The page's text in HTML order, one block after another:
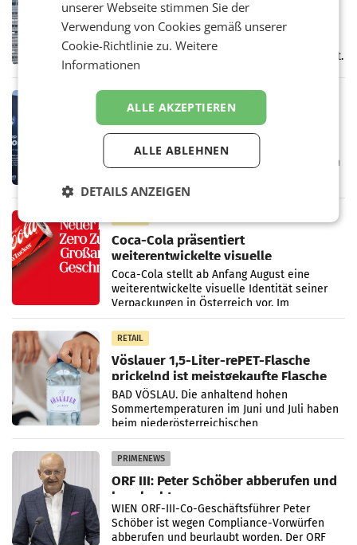
erstes Quartal und steigert EBITDA
Der voestalpine-Konzern hat im 1. Quartal
des Geschäftsjahres 2026/27 (1. April bis 30.
Juni 2026) ein solides Ergebnis erwirtschaftet.
Der Umsatz stieg im Vergleich zur
Kühl-Spray: SN Sports bringt „Keep
Cool“ auf den Markt
Die SN Sports GmbH bringt gemeinsam mit
der Firma Feygenblatt FloGu OG einen neuen
Markt. Das Produkt namens „Keep Cool“ ist zu
Coca-Cola präsentiert
weiterentwickelte visuelle
Markenidentität
Coca-Cola stellt ab Anfang August eine
weiterentwickelte visuelle Identität seiner
Verpackungen in Österreich vor. Im
Mittelpunkt des Redesigns stehen zentrale
Gestaltungselemente
RETAIL
Vöslauer 1,5-Liter-rePET-Flasche
prickelnd ist meistgekaufte Flasche
Österreichs
BAD VÖSLAU. Die anhaltend hohen
Sommertemperaturen im Juni und Juli haben
beim niederösterreichischen
Getränkehersteller Vöslauer zu deutlichen
Absatzzuwächsen geführt. Während
PRIMENEWS
ORF III: Peter Schöber abberufen und
beurlaubt
WIEN ORF-III-Co-Geschäftsführer Peter
Schöber ist wegen Compliance-Vorwürfen
abberufen und beurlaubt worden. Der ORF
unserer Webseite stimmen Sie der
Verwendung von Cookies gemäß unserer
Cookie-Richtlinie zu.Weitere
Informationen
ALLE AKZEPTIEREN
ALLE ABLEHNEN
DETAILS ANZEIGEN